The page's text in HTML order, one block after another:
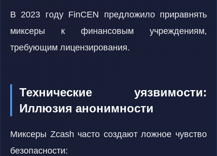
В 2023 году FinCEN предложило приравнять
миксеры к финансовым учреждениям,
требующим лицензирования.
Технические уязвимости:
Иллюзия анонимности
Миксеры Zcash часто создают ложное чувство
безопасности: